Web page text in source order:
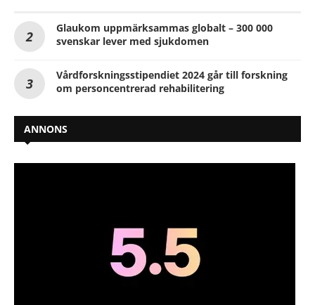
Glaukom uppmärksammas globalt – 300 000
svenskar lever med sjukdomen
Vårdforskningsstipendiet 2024 går till forskning
om personcentrerad rehabilitering
ANNONS